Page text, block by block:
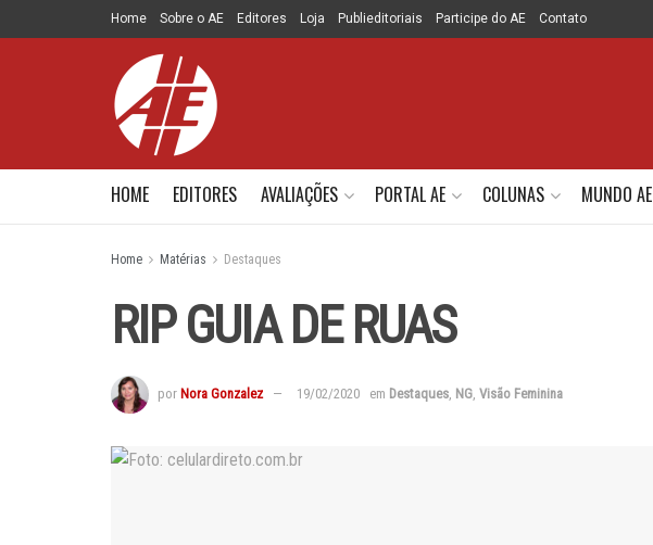
Home Sobre o AE Editores Loja Publieditoriais Participe do AE Contato
HOME EDITORES AVALIAÇÕES PORTAL AE COLUNAS MUNDO AE
Home Matérias Destaques
RIP GUIA DE RUAS
por Nora Gonzalez 19/02/2020 em Destaques, NG, Visão Feminina